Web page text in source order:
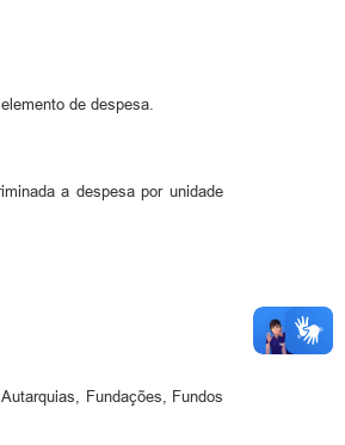
de despesa.
a despesa por unidade
Fundações, Fundos